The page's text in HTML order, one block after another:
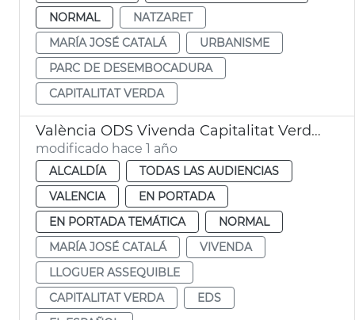
NORMAL
NATZARET
MARÍA JOSÉ CATALÁ
URBANISME
PARC DE DESEMBOCADURA
CAPITALITAT VERDA
València ODS Vivenda Capitalitat Verda Europea
modificado hace 1 año
ALCALDÍA
TODAS LAS AUDIENCIAS
VALENCIA
EN PORTADA
EN PORTADA TEMÁTICA
NORMAL
MARÍA JOSÉ CATALÁ
VIVENDA
LLOGUER ASSEQUIBLE
CAPITALITAT VERDA
EDS